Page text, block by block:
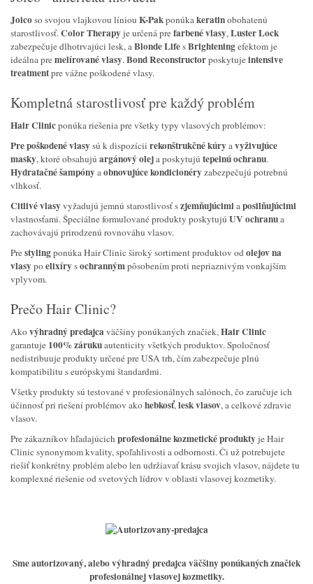
Joicoso svojou vlajkovou líniou K-Pakponúkakeratinobohatenú
starostlivosť.Color Therapyje určená prefarbené vlasy,Luster Lock
zabezpečuje dlhotrvajúci lesk, aBlonde LifesBrighteningefektom je
ideálna premelírované vlasy.Bond Reconstructorposkytujeintensive
treatmentpre vážne poškodené vlasy.
Kompletná starostlivosť pre každý problém
Hair Clinicponúka riešenia pre všetky typy vlasových problémov:
Pre poškodené vlasysú k dispozícii rekonštrukčné kúryavyživujúce
masky, ktoré obsahujú argánový oleja poskytujú tepelnú ochranu.
Hydratačné šampónyaobnovujúce kondicionéryzabezpečujú potrebnú
vlhkosť.
Citlivé vlasyvyžadujú jemnú starostlivosť szjemňujúcimiaposilňujúcimi
vlastnosťami. Špeciálne formulované produkty poskytujú UV ochranua
zachovávajú prirodzenú rovnováhu vlasov.
Prestylingponúka Hair Clinic široký sortiment produktov odolejov na
vlasypoelixírysochrannýmpôsobením proti nepriaznivým vonkajším
vplyvom.
Prečo Hair Clinic?
Akovýhradný predajcaväčšiny ponúkaných značiek,Hair Clinic
garantuje 100% zárukuautenticity všetkých produktov. Spoločnosť
nedistribuuje produkty určené pre USA trh, čím zabezpečuje plnú
kompatibilitu s európskymi štandardmi.
Všetky produkty sú testované v profesionálnych salónoch, čo zaručuje ich
účinnosť pri riešení problémov akohebkosť,lesk vlasov, a celkové zdravie
vlasov.
Pre zákazníkov hľadajúcichprofesionálne kozmetické produktyje Hair
Clinic synonymom kvality, spoľahlivosti a odbornosti. Či už potrebujete
riešiť konkrétny problém alebo len udržiavať krásu svojich vlasov, nájdete tu
komplexné riešenie od svetových lídrov v oblasti vlasovej kozmetiky.
Smeautorizovaný, alebo výhradný predajca väčšinyponúkaných značiek
profesionálnej vlasovej kozmetiky.